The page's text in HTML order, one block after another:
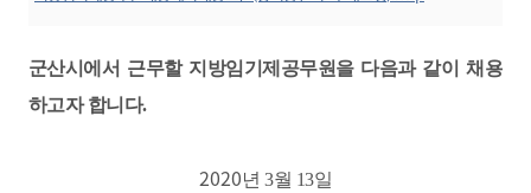
군산시에서 근무할 지방임기제공무원을 다음과 같이 채용
하고자 합니다.
2020년 3월 13일